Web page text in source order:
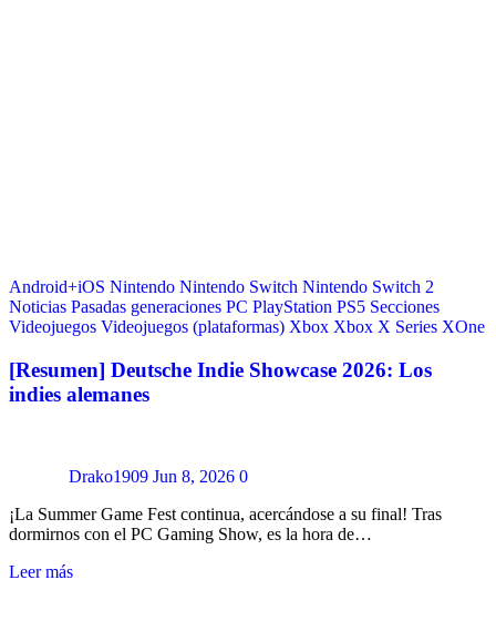
Android+iOS Nintendo Nintendo Switch Nintendo Switch 2
Noticias Pasadas generaciones PC PlayStation PS5 Secciones
Videojuegos Videojuegos (plataformas) Xbox Xbox X Series XOne
[Resumen] Deutsche Indie Showcase 2026: Los
indies alemanes
Drako1909 Jun 8, 2026 0
¡La Summer Game Fest continua, acercándose a su final! Tras
dormirnos con el PC Gaming Show, es la hora de…
Leer más